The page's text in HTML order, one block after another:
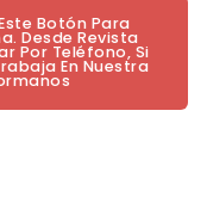
Botón Para
Desde Revista
Por Teléfono, Si
En Nuestra